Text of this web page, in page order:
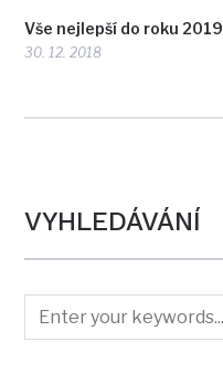
Vše nejlepší do roku 2019
30. 12. 2018
VYHLEDÁVÁNÍ